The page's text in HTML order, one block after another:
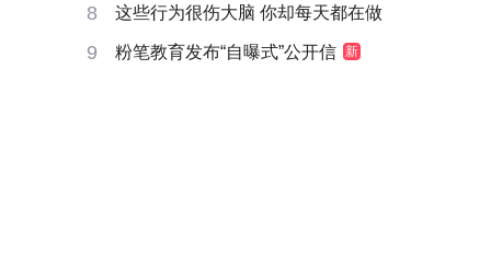
8 这些行为很伤大脑 你却每天都在做
9 粉笔教育发布“自曝式”公开信 新